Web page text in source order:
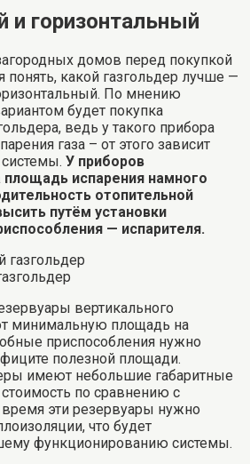
и горизонтальный
домов перед покупкой
понять, какой газгольдер лучше —
По мнению
будет покупка
ведь у такого прибора
газа – от этого зависит
У приборов
площадь испарения намного
отопительной
путём установки
— испарителя.
вертикального
минимальную площадь на
приспособления нужно
полезной площади.
имеют небольшие габаритные
по сравнению с
эти резервуары нужно
что будет
функционированию системы.